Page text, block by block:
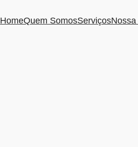
HomeQuem SomosServiços